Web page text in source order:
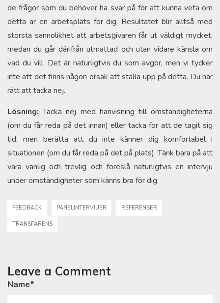
de frågor som du behöver ha svar på för att kunna veta om
detta är en arbetsplats för dig. Resultatet blir alltså med
största sannolikhet att arbetsgivaren får ut väldigt mycket,
medan du går därifrån utmattad och utan vidare känsla om
vad du vill. Det är naturligtvis du som avgör, men vi tycker
inte att det finns någon orsak att ställa upp på detta. Du har
rätt att tacka nej.
Lösning:Tacka nej med hänvisning till omständigheterna
(om du får reda på det innan) eller tacka för att de tagit sig
tid, men berätta att du inte känner dig komfortabel i
situationen (om du får reda på det på plats). Tänk bara på att
vara vänlig och trevlig och föreslå naturligtvis en intervju
under omständigheter som känns bra för dig.
FEEDBACK PANELINTERVJUER REFERENSER
TRANSPARENS
Leave a Comment
Name*